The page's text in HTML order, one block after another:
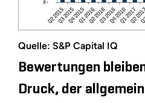
Quelle: S&P Capital IQ
Bewertungen
Druck, der